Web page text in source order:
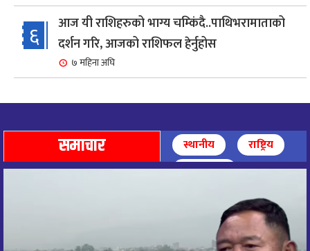
६
आज यी राशिहरुको भाग्य चम्किंदै..पाथिभरामाताको
दर्शन गरि, आजको राशिफल हेर्नुहोस
७ महिना अघि
७
८ महिना अघि
८
आज पाथिभारा माताको दर्शन गरि, दिनको सुरुवात गर्दै,
आज माताभगवती जगज्जननी पाथिभरादेवीको दर्शन गरि
समाचार स्थानीय
राष्ट्रिय
अन्तर्राष्ट्रिय